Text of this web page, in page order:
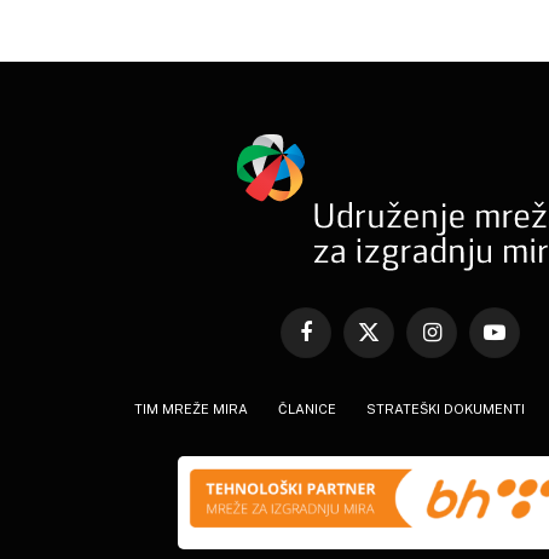
Facebook
X
InstagramYouTube
TIM MREŽE MIRA ČLANICE STRATEŠKI DOKUMENTI